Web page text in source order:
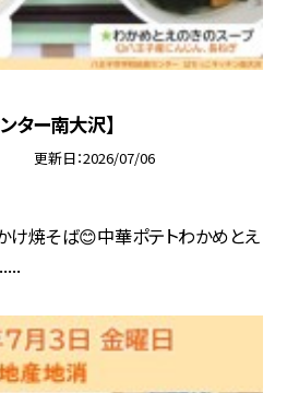
ター南大沢】
更新日 2026/07/06
け焼そば😊中華ポテトわかめとえ